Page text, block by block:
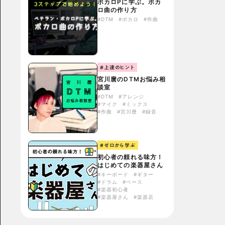
ボカロPに学ぶ。ボカ
ロ曲の作り方
#DTM #ボカロ #作曲
#上達のヒント
宮川麿のDTMお悩み相
談室
#DTM
#アレンジ
#マイク
#ミックス
#作曲
#宮川麿 #録音
#ゼロから学ぶ
初心者の頼れる味方！
はじめての楽器屋さん
#キーボード
#ギター
#ドラム
#ベース
#楽器初心者
#楽器屋さん
#楽器店